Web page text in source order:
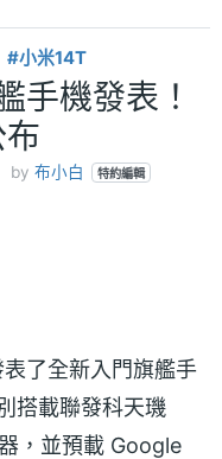
#小米14T
手機發表！
by 布小白 特約編輯
了全新入門旗艦手
搭載聯發科天璣
，並預載 Google